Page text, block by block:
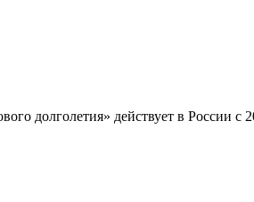
долголетия» действует в России с